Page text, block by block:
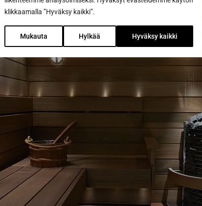
klikkaamalla ”Hyväksy kaikki”.
Mukauta Hylkää Hyväksy kaikki